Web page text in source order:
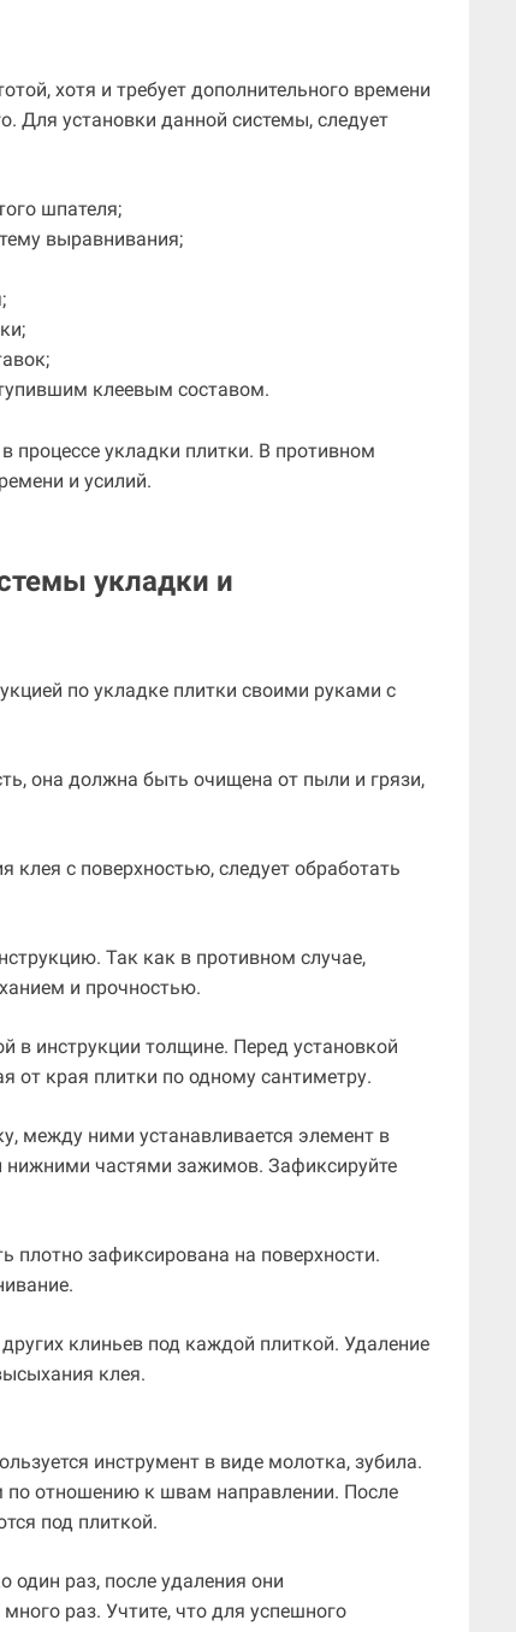
хотя и требует дополнительного времени
Для установки данной системы, следует
шпателя;
выравнивания;
клеевым составом.
процессе укладки плитки. В противном
и усилий.
укладки и
по укладке плитки своими руками с
она должна быть очищена от пыли и грязи,
клея с поверхностью, следует обработать
Так как в противном случае,
и прочностью.
в инструкции толщине. Перед установкой
от края плитки по одному сантиметру.
между ними устанавливается элемент в
нижними частями зажимов. Зафиксируйте
плотно зафиксирована на поверхности.
клиньев под каждой плиткой. Удаление
клея.
инструмент в виде молотка, зубила.
по отношению к швам направлении. После
под плиткой.
раз, после удаления они
раз. Учтите, что для успешного